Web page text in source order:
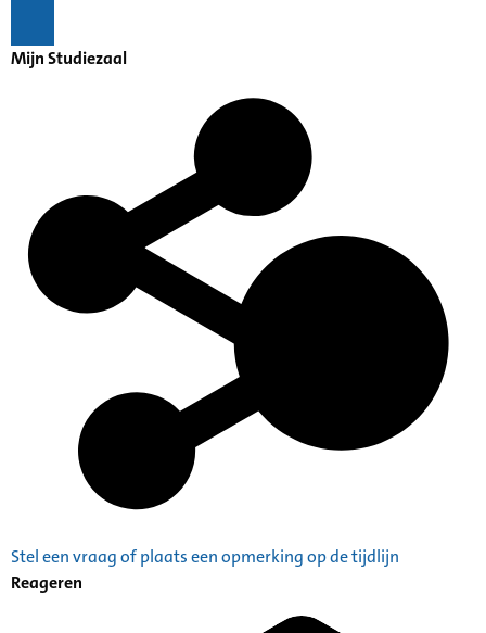
Mijn Studiezaal
Stel een vraag of plaats een opmerking op de tijdlijn
Reageren